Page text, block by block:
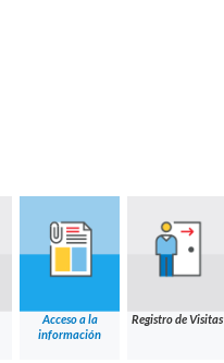
Acceso a la
información
Registro de Visitas